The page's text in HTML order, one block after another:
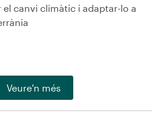
canvi climàtic i adaptar-lo a
Veure'n més